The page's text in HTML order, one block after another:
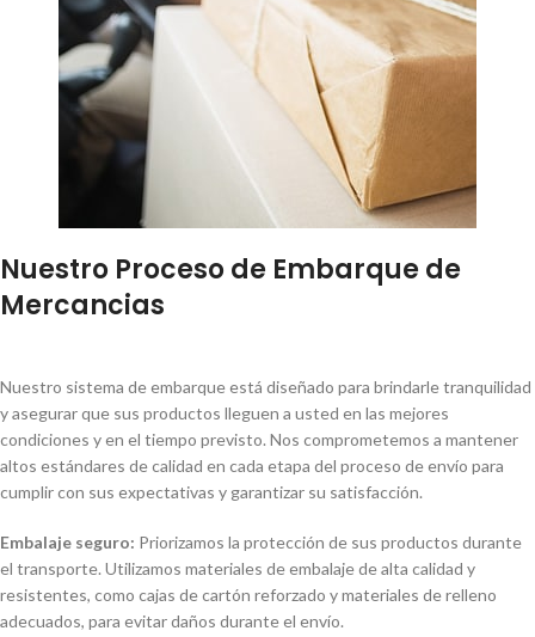
Nuestro Proceso de Embarque de
Mercancias
Nuestro sistema de embarque está diseñado para brindarle tranquilidad
y asegurar que sus productos lleguen a usted en las mejores
condiciones y en el tiempo previsto. Nos comprometemos a mantener
altos estándares de calidad en cada etapa del proceso de envío para
cumplir con sus expectativas y garantizar su satisfacción.
Embalaje seguro: Priorizamos la protección de sus productos durante
el transporte. Utilizamos materiales de embalaje de alta calidad y
resistentes, como cajas de cartón reforzado y materiales de relleno
adecuados, para evitar daños durante el envío.